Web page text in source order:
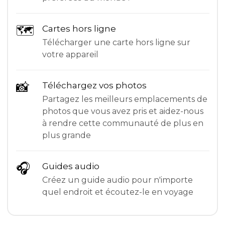
🗺 Cartes hors ligne
Télécharger une carte hors ligne sur
votre appareil
📸 Téléchargez vos photos
Partagez les meilleurs emplacements de
photos que vous avez pris et aidez-nous
à rendre cette communauté de plus en
plus grande
🎧 Guides audio
Créez un guide audio pour n'importe
quel endroit et écoutez-le en voyage